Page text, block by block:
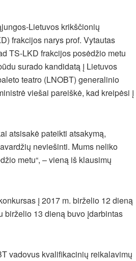
Lietuvos krikščionių
frakcijos narys prof. Vytautas
TS-LKD frakcijos posėdžio metu
surado kandidatą į Lietuvos
teatro (LNOBT) generalinio
viešai pareiškė, kad kreipėsi į
atsisakė pateikti atsakymą,
neviešinti. Mums neliko
metu“, – vieną iš klausimų
į 2017 m. birželio 12 dieną
birželio 13 dieną buvo įdarbintas
vadovus kvalifikacinių reikalavimų